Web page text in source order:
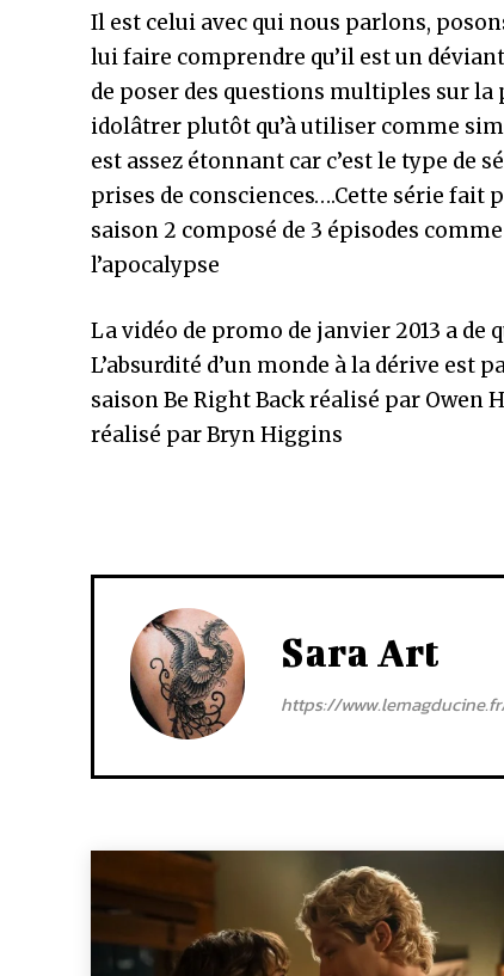
Il est celui avec qui nous parlons,
lui faire comprendre qu’il est un
de poser des questions multiples sur
idolâtrer plutôt qu’à utiliser comme
est assez étonnant car c’est le type
prises de consciences….Cette série fait
saison 2 composé de 3 épisodes
l’apocalypse
La vidéo de promo de janvier 2013 a
L’absurdité d’un monde à la dérive
saison Be Right Back réalisé par Owen
réalisé par Bryn Higgins
Sara Art
https://